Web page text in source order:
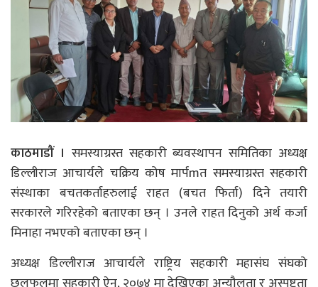
काठमाडौं । समस्याग्रस्त सहकारी ब्यवस्थापन समितिका अध्यक्ष
डिल्लीराज आचार्यले चक्रिय कोष मार्पmत समस्याग्रस्त सहकारी
संस्थाका बचतकर्ताहरुलाई राहत (बचत फिर्ता) दिने तयारी
सरकारले गरिरहेको बताएका छन् । उनले राहत दिनुको अर्थ कर्जा
मिनाहा नभएको बताएका छन् ।
अध्यक्ष डिल्लीराज आचार्यले राष्ट्रिय सहकारी महासंघ संघको